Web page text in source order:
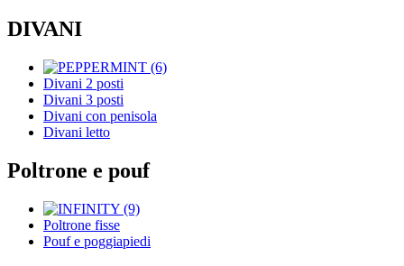
DIVANI
Divani 2 posti
Divani 3 posti
Divani con penisola
Divani letto
Poltrone e pouf
Poltrone fisse
Pouf e poggiapiedi